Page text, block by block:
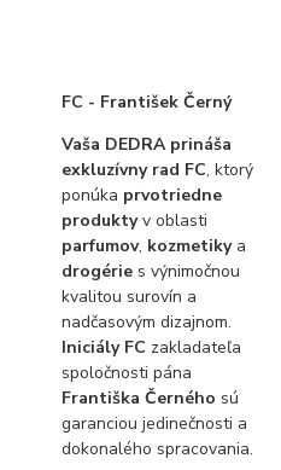
FC - František Černý
Vaša DEDRA prináša
exkluzívny rad FC, ktorý
ponúka prvotriedne
produktyv oblasti
parfumov, kozmetiky a
drogérie s výnimočnou
kvalitou surovín a
nadčasovým dizajnom.
Iniciály FC zakladateľa
spoločnosti pána
Františka Černého sú
garanciou jedinečnosti a
dokonalého spracovania.